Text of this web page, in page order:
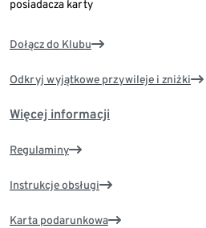
posiadacza karty
Dołącz do Klubu
Odkryj wyjątkowe przywileje i zniżki
Więcej informacji
Regulaminy
Instrukcje obsługi
Karta podarunkowa